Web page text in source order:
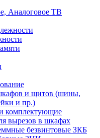
Аналоговое ТВ
и щитов (шины,
и пр.)
комплектующие
вырезов в шкафах
безвинтовые ЗКБ